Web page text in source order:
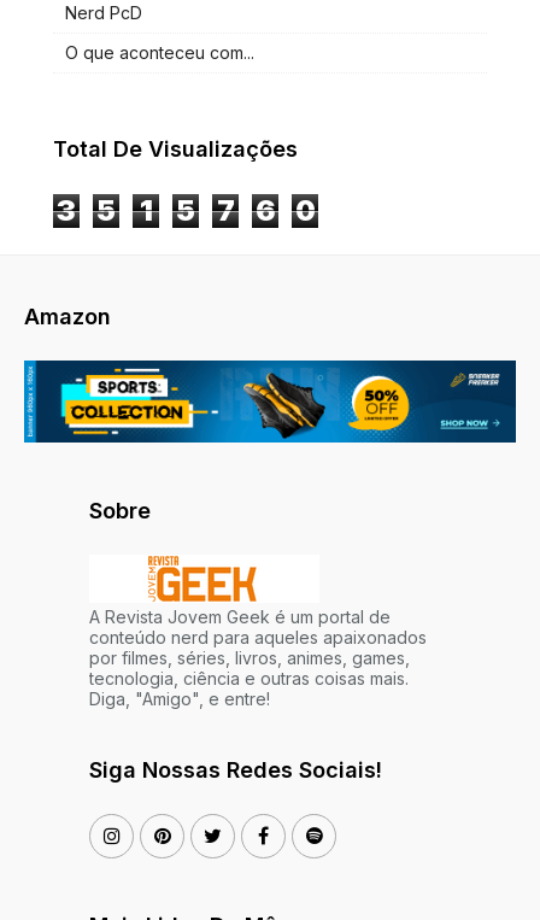
Nerd PcD
O que aconteceu com...
Total De Visualizações
3 5 1 5 7 6 0
Amazon
Sobre
A Revista Jovem Geek é um portal de
conteúdo nerd para aqueles apaixonados
por filmes, séries, livros, animes, games,
tecnologia, ciência e outras coisas mais.
Diga, "Amigo", e entre!
Siga Nossas Redes Sociais!